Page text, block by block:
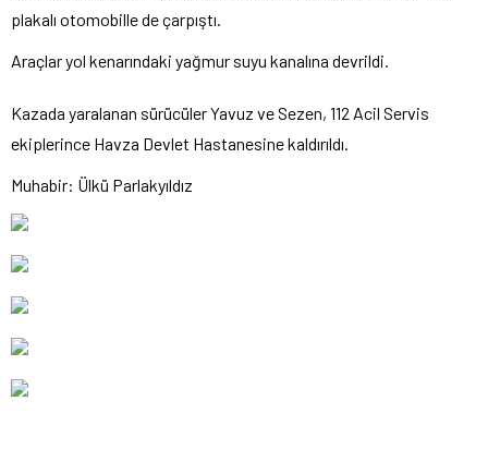
plakalı otomobille de çarpıştı.
Araçlar yol kenarındaki yağmur suyu kanalına devrildi.
Kazada yaralanan sürücüler Yavuz ve Sezen, 112 Acil Servis
ekiplerince Havza Devlet Hastanesine kaldırıldı.
Muhabir: Ülkü Parlakyıldız